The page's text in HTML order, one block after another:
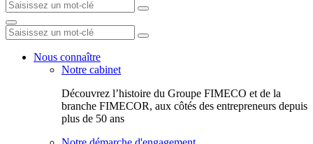
Nous connaître
Notre cabinet
Découvrez l’histoire du Groupe FIMECO et de la
branche FIMECOR, aux côtés des entrepreneurs depuis
plus de 50 ans